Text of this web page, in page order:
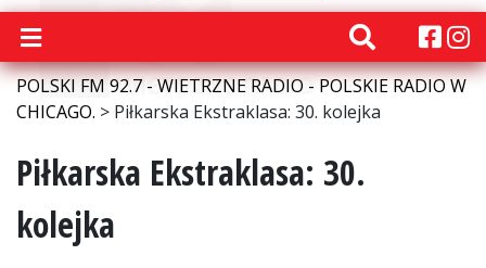
POLSKI FM 92.7 - WIETRZNE RADIO - POLSKIE RADIO W
CHICAGO. > Piłkarska Ekstraklasa: 30. kolejka
Piłkarska Ekstraklasa: 30.
kolejka